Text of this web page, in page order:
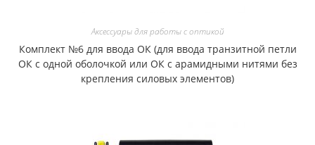
Аксессуары для работы с оптикой
Комплект №6 для ввода ОК (для ввода транзитной петли
ОК с одной оболочкой или ОК с арамидными нитями без
крепления силовых элементов)